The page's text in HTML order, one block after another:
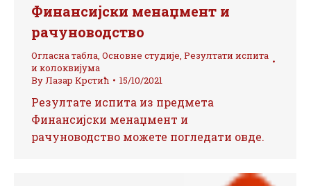
Финансијски менаџмент и
рачуноводство
Огласна табла, Основне студије, Резултати испита
и колоквијума
ByЛазар Крстић 15/10/2021
Резултате испита из предмета
Финансијски менаџмент и
рачуноводство можете погледати овде.